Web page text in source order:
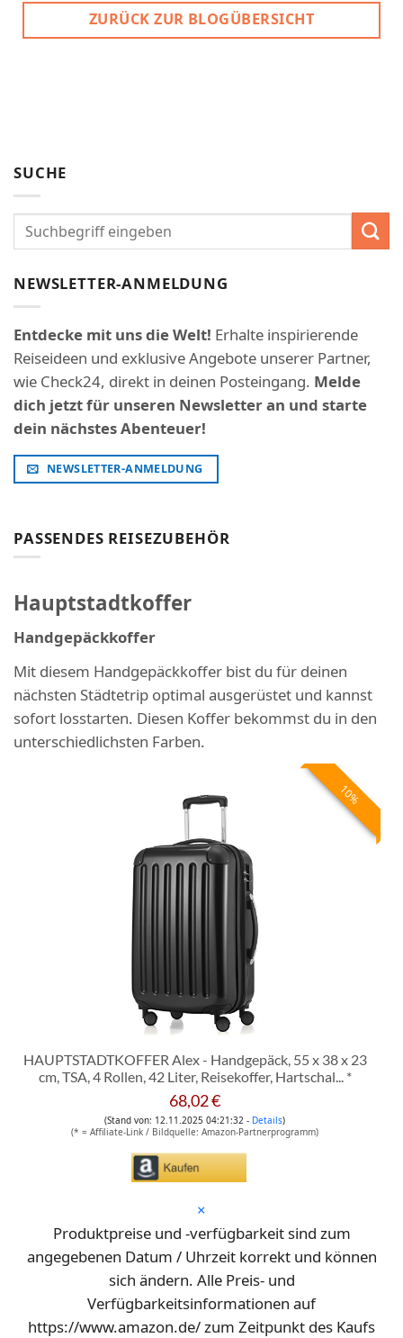
ZURÜCK ZUR BLOGÜBERSICHT
SUCHE
NEWSLETTER-ANMELDUNG
Entdecke mit uns die Welt! Erhalte inspirierende
Reiseideen und exklusive Angebote unserer Partner,
wie Check24, direkt in deinen Posteingang. Melde
dich jetzt für unseren Newsletter an und starte
dein nächstes Abenteuer!
NEWSLETTER-ANMELDUNG
PASSENDES REISEZUBEHÖR
Hauptstadtkoffer
Handgepäckkoffer
Mit diesem Handgepäckkoffer bist du für deinen
nächsten Städtetrip optimal ausgerüstet und kannst
sofort losstarten. Diesen Koffer bekommst du in den
unterschiedlichsten Farben.
10%
HAUPTSTADTKOFFER Alex - Handgepäck, 55 x 38 x 23
cm, TSA, 4 Rollen, 42 Liter, Reisekoffer, Hartschal... *
68,02 €
(Stand von: 12.11.2025 04:21:32 - Details)
(* = Affiliate-Link / Bildquelle: Amazon-Partnerprogramm)
×
Produktpreise und -verfügbarkeit sind zum
angegebenen Datum / Uhrzeit korrekt und können
sich ändern. Alle Preis- und
Verfügbarkeitsinformationen auf
https://www.amazon.de/ zum Zeitpunkt des Kaufs